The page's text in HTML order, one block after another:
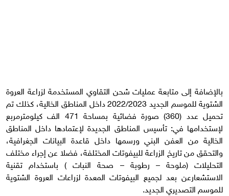
بالإضافة إلى متابعة عمليات شحن التقاوي المستخدمة لزراعة العروة
الشتوية للموسم الجديد 2022/2023 داخل المناطق الخالية، كذلك تم
تحميل عدد (360) صورة فضائية بمساحة 471 الف كيلومترمربع
لإستخدامها في: تأسيس المناطق الجديدة لإعتمادها داخل المناطق
الخالية من العفن البني ورسمها داخل قاعدة البيانات الجغرافية،
والتحقق من تاريخ الزراعة للبيفوتات المختلفة، فضلا عن إجراء مختلف
التحليلات (ملوحة – رطوبة – صحة النبات ) باستخدام تقنية
الاستشعارعن بعد لجميع البيفوتات المعدة لزراعات العروة الشتوية
للموسم التصديري الجديد.